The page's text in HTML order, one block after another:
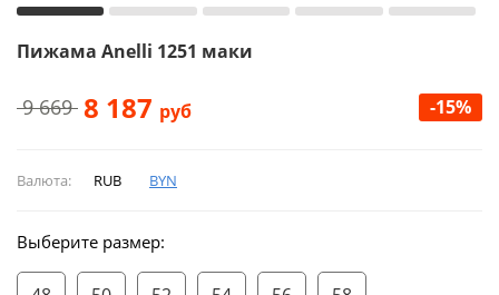
Пижама Anelli 1251 маки
9 669 8 187 руб -15%
Валюта: RUB BYN
Выберите размер: